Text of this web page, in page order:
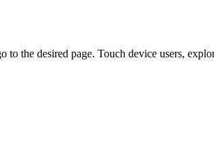
the desired page. Touch device users,